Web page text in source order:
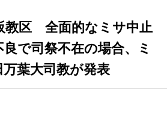
教区 全面的なミサ中止
で司祭不在の場合、ミ
葉大司教が発表